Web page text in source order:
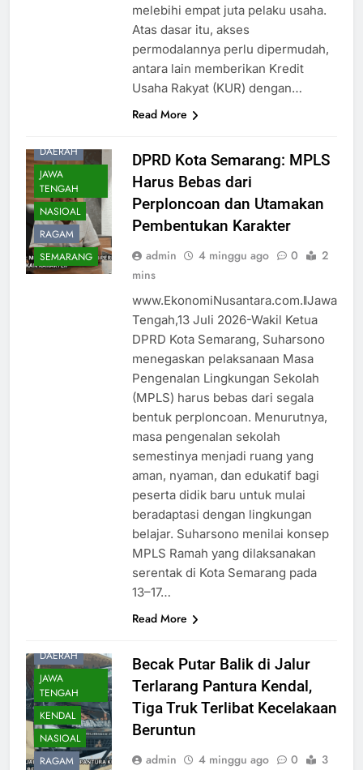
melebihi empat juta pelaku usaha.
Atas dasar itu, akses
permodalannya perlu dipermudah,
antara lain memberikan Kredit
Usaha Rakyat (KUR) dengan…
Read More
DAERAH
JAWA
TENGAH
NASIOAL
RAGAM
SEMARANG
DPRD Kota Semarang: MPLS
Harus Bebas dari
Perploncoan dan Utamakan
Pembentukan Karakter
admin 4 minggu ago 0
2
mins
www.EkonomiNusantara.com.ǁJawa
Tengah,13 Juli 2026-Wakil Ketua
DPRD Kota Semarang, Suharsono
menegaskan pelaksanaan Masa
Pengenalan Lingkungan Sekolah
(MPLS) harus bebas dari segala
bentuk perploncoan. Menurutnya,
masa pengenalan sekolah
semestinya menjadi ruang yang
aman, nyaman, dan edukatif bagi
peserta didik baru untuk mulai
beradaptasi dengan lingkungan
belajar. Suharsono menilai konsep
MPLS Ramah yang dilaksanakan
serentak di Kota Semarang pada
13–17…
Read More
DAERAH
JAWA
TENGAH
KENDAL
NASIOAL
RAGAM
Becak Putar Balik di Jalur
Terlarang Pantura Kendal,
Tiga Truk Terlibat Kecelakaan
Beruntun
admin 4 minggu ago 0
3